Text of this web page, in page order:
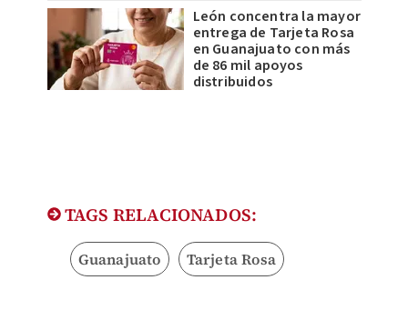
León concentra la mayor
entrega de Tarjeta Rosa
en Guanajuato con más
de 86 mil apoyos
distribuidos
TAGS RELACIONADOS:
Guanajuato Tarjeta Rosa